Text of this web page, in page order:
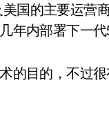
国的主要运营
年内部署下一代
的目的，不过